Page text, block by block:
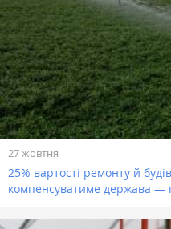
27 жовтня
25% вартості ремонту й
компенсуватиме держава —